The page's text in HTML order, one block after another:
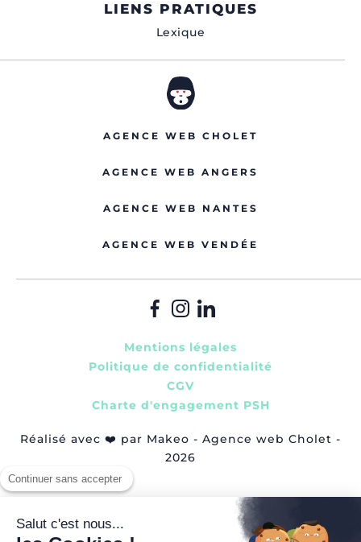
LIENS PRATIQUES
Lexique
AGENCE WEB CHOLET
AGENCE WEB ANGERS
AGENCE WEB NANTES
AGENCE WEB VENDÉE
Mentions légales
Politique de confidentialité
CGV
Charte d'engagement PSH
Réalisé avec ❤️ par Makeo - Agence web Cholet -
2026
Continuer sans accepter
Salut c'est nous...